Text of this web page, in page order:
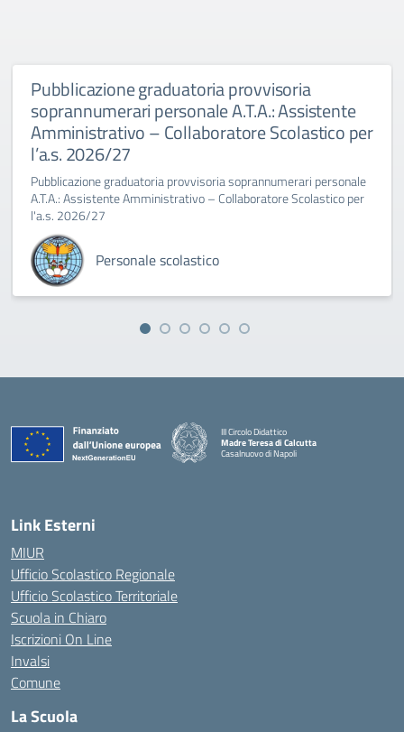
Pubblicazione graduatoria provvisoria
soprannumerari personale A.T.A.: Assistente
Amministrativo – Collaboratore Scolastico per
l’a.s. 2026/27
Pubblicazione graduatoria provvisoria soprannumerari personale
A.T.A.: Assistente Amministrativo – Collaboratore Scolastico per
l'a.s. 2026/27
Personale scolastico
III Circolo Didattico
Madre Teresa di Calcutta
Casalnuovo di Napoli
— Visita la pagina iniziale della scuola
Link Esterni
MIUR
Ufficio Scolastico Regionale
Ufficio Scolastico Territoriale
Scuola in Chiaro
Iscrizioni On Line
Invalsi
Comune
La Scuola